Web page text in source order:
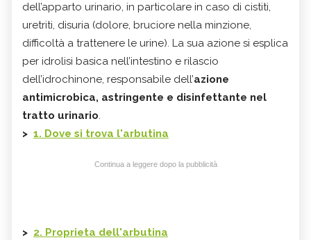
dell’apparto urinario, in particolare in caso di cistiti,
uretriti, disuria (dolore, bruciore nella minzione,
difficoltà a trattenere le urine). La sua azione si esplica
per idrolisi basica nell’intestino e rilascio
dell’idrochinone, responsabile dell’azione
antimicrobica, astringente e disinfettante nel
tratto urinario.
> 1. Dove si trova l'arbutina
Continua a leggere dopo la pubblicità
> 2. Proprieta dell'arbutina